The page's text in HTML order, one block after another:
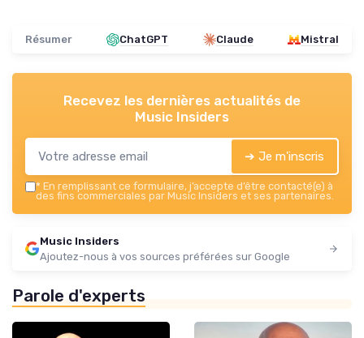
Résumer ChatGPT Claude Mistral
Recevez les dernières actualités de
Music Insiders
➔ Je m'inscris
* En remplissant ce formulaire, j’accepte d’être contacté(e) à
des fins commerciales par Music Insiders et ses partenaires.
Music Insiders
Ajoutez-nous à vos sources préférées sur Google
Parole d'experts